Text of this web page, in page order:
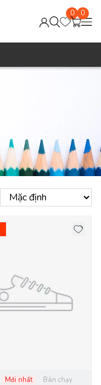
0 0
Mới nhất Bán chạy